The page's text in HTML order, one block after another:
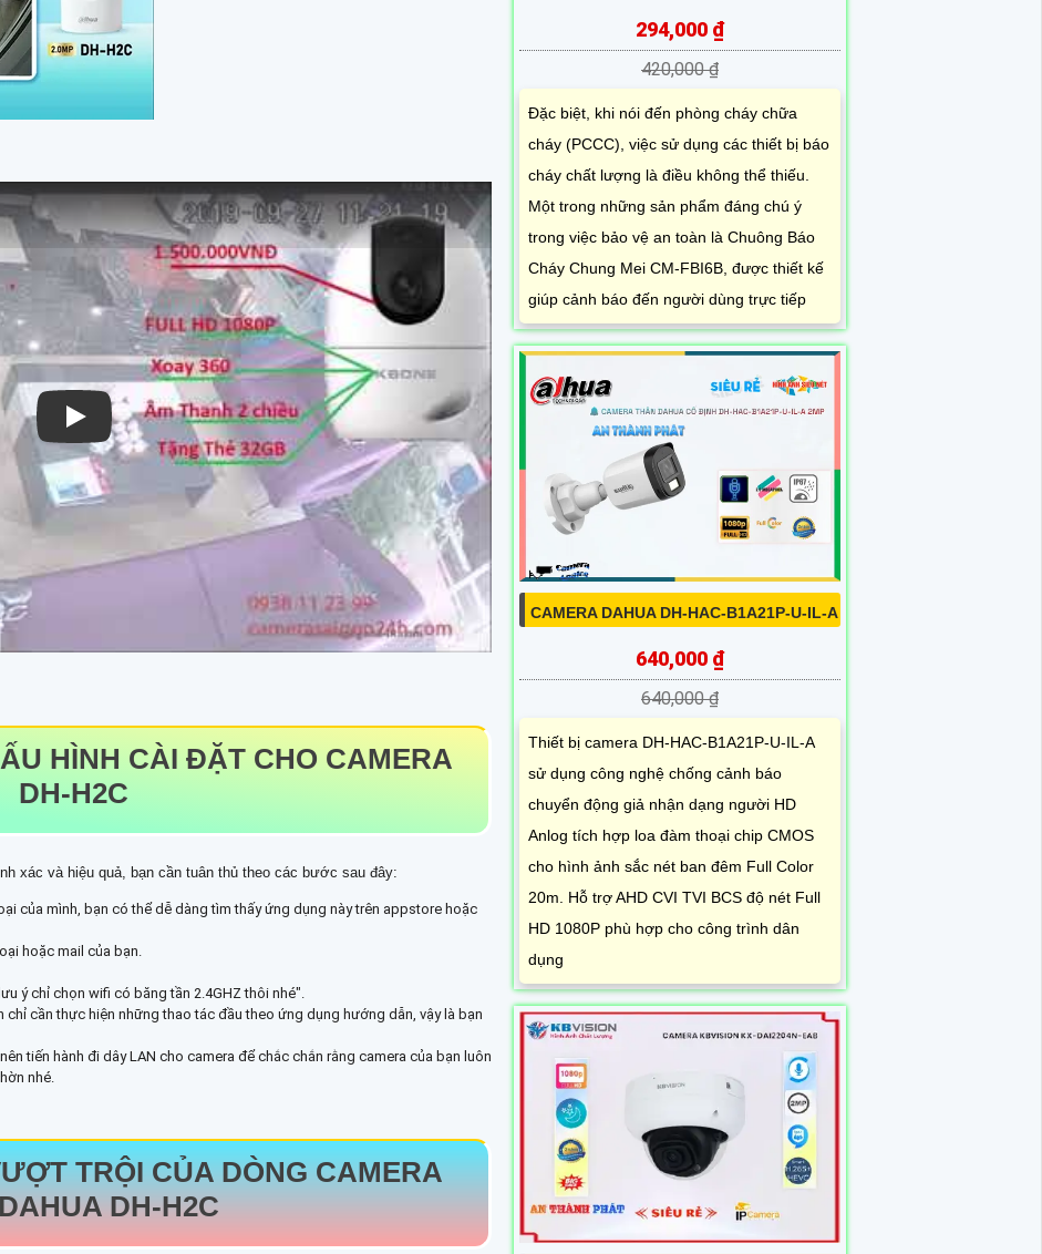
Xem video Camera Dahua Hero C1 Dh-H2c 2Mp
HÌNH CÀI ĐẶT CHO CAMERA
DH-H2C
xác và hiệu quả, bạn cần tuân thủ theo các bước sau đây:
của mình, bạn có thể dễ dàng tìm thấy ứng dụng này trên appstore hoặc
hoặc mail của bạn.
ý chỉ chọn wifi có băng tần 2.4GHZ thôi nhé".
cần thực hiện những thao tác đầu theo ứng dụng hướng dẫn, vậy là bạn
tiến hành đi dây LAN cho camera để chắc chắn rằng camera của bạn luôn
nhé.
TRỘI CỦA DÒNG CAMERA
DH-H2C
294,000 ₫
420,000 ₫
Đặc biệt, khi nói đến phòng cháy chữa
cháy (PCCC), việc sử dụng các thiết bị báo
cháy chất lượng là điều không thể thiếu.
Một trong những sản phẩm đáng chú ý
trong việc bảo vệ an toàn là Chuông Báo
Cháy Chung Mei CM-FBI6B, được thiết kế
giúp cảnh báo đến người dùng trực tiếp
CAMERA DAHUA DH-HAC-B1A21P-U-IL-A
640,000 ₫
640,000 ₫
Thiết bị camera DH-HAC-B1A21P-U-IL-A
sử dụng công nghệ chống cảnh báo
chuyển động giả nhận dạng người HD
Anlog tích hợp loa đàm thoại chip CMOS
cho hình ảnh sắc nét ban đêm Full Color
20m. Hỗ trợ AHD CVI TVI BCS độ nét Full
HD 1080P phù hợp cho công trình dân
dụng